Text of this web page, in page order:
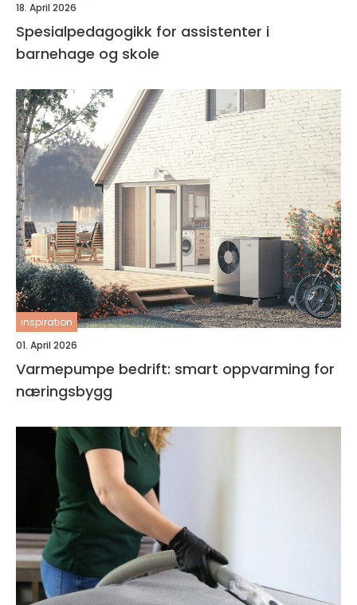
18. April 2026
Spesialpedagogikk for assistenter i
barnehage og skole
inspiration
01. April 2026
Varmepumpe bedrift: smart oppvarming for
næringsbygg